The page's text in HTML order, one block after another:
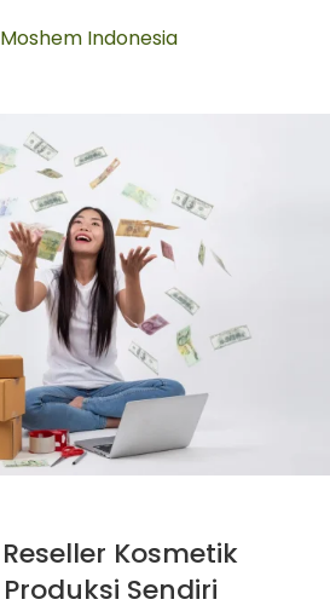
Indonesia
Kosmetik
Sendiri